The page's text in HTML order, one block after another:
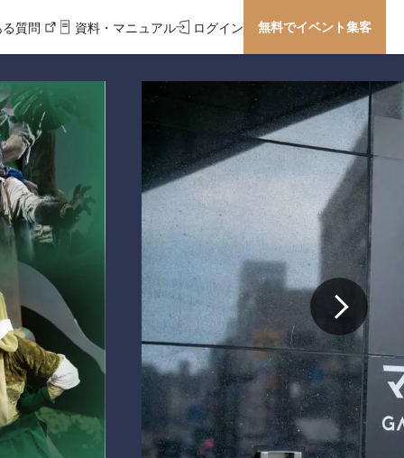
質問 資料・マニュアル ログイン 無料でイベント集客